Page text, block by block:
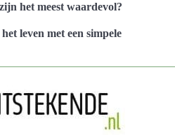
het meest waardevol?
leven met een simpele